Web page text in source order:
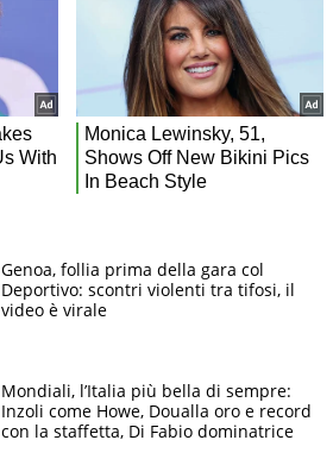
Genoa, follia prima della gara col
Deportivo: scontri violenti tra tifosi, il
video è virale
Mondiali, l’Italia più bella di sempre:
Inzoli come Howe, Doualla oro e record
con la staffetta, Di Fabio dominatrice